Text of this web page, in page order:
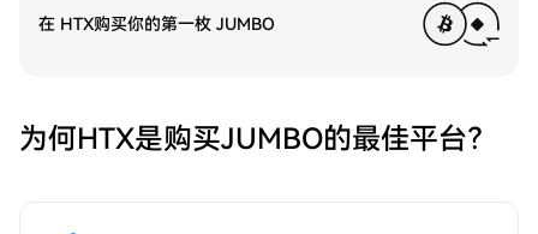
在 HTX购买你的第一枚 JUMBO
为何HTX是购买JUMBO的最佳平台？